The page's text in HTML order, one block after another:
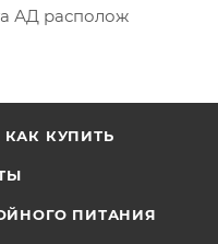
АД располож
КАК КУПИТЬ
ПИТАНИЯ